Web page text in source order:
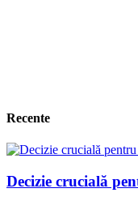
Recente
Decizie crucială